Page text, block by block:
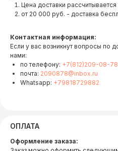
Цена доставки
от 20 000 руб. - доставка
Контактная информация:
Если у вас возникнут вопросы по
нами:
по телефону: +7(812)209-08-78
почта: 2090878@inbox.ru
Whatsapp: +79818729882
ОПЛАТА
Оформление заказа: